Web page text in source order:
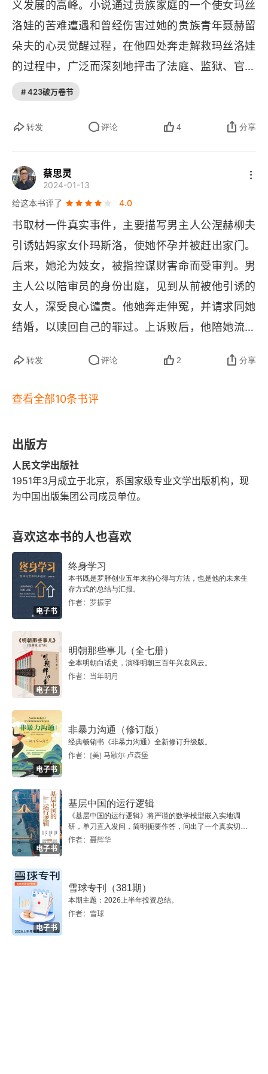
22
23
24
25
28
29
31
32
33
36
37
38
39
41
42
43
44
45
46
47
48
49
50
51
52
53
54
义发展的高峰。小说通过贵族家庭的一个使女玛丝
洛娃的苦难遭遇和曾经伤害过她的贵族青年聂赫留
朵夫的心灵觉醒过程，在他四处奔走解救玛丝洛娃
的过程中，广泛而深刻地抨击了法庭、监狱、官僚
机关的腐败、黑暗，揭露了封建统治阶级骄奢淫逸
官办教会的伪善面纱，反映了农村的破产和农民的
俄国的社会图画
# 423破万卷节
转发 评论 4 分享
蔡思灵
2024-01-13
给这本书评了
4.0
书取材一件真实事件，主要描写男主人公涅赫柳夫
引诱姑妈家女仆玛斯洛，使她怀孕并被赶出家门。
后来，她沦为妓女，被指控谋财害命而受审判。男
主人公以陪审员的身份出庭，见到从前被他引诱的
女人，深受良心谴责。他她奔走伸冤，并请求同她
结婚，以赎回自己的罪过。上诉败后，他陪她流放
为了不损害他的名誉和位，她最终没有和他结婚而
转发 评论 2 分享
查看全部10条书评
出版方
人民文学出版社
1951年3月成立于北京，系国家级专业文学出版机构，现
为中国出版集团公司成员单位。
喜欢这本书的人也喜欢
电子书
终身学习
本书既是罗胖创业五年来的心得与方法，也是他的未来生
存方式的总结与汇报。
作者：罗振宇
电子书
明朝那些事儿（全七册）
全本明朝白话史，演绎明朝三百年兴衰风云。
作者：当年明月
电子书
非暴力沟通（修订版）
经典畅销书《非暴力沟通》全新修订升级版。
作者：[美] 马歇尔·卢森堡
电子书
基层中国的运行逻辑
《基层中国的运行逻辑》将严谨的数学模型嵌入实地调
研，单刀直入发问，简明扼要作答，问出了一个真实切近
的基层中国。
作者：聂辉华
电子书
雪球专刊（381期）
本期主题：2026上半年投资总结。
作者：雪球